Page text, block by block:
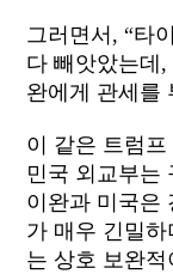
그러면서, “타
다 빼앗았는데,
완에게 관세를
이 같은 트럼
민국 외교부는
이완과 미국은
가 매우 긴밀
는 상호 보완